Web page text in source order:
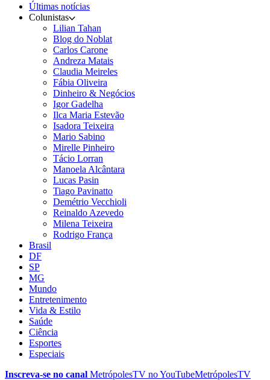
Últimas notícias
Colunistas
Lilian Tahan
Blog do Noblat
Carlos Carone
Andreza Matais
Claudia Meireles
Fábia Oliveira
Dinheiro & Negócios
Igor Gadelha
Ilca Maria Estevão
Isadora Teixeira
Mario Sabino
Mirelle Pinheiro
Tácio Lorran
Manoela Alcântara
Lucas Pasin
Tiago Pavinatto
Demétrio Vecchioli
Reinaldo Azevedo
Milena Teixeira
Rodrigo França
Brasil
DF
SP
MG
Mundo
Entretenimento
Vida & Estilo
Saúde
Ciência
Esportes
Especiais
Inscreva-se no canal MetrópolesTV noYouTubeMetrópolesTV